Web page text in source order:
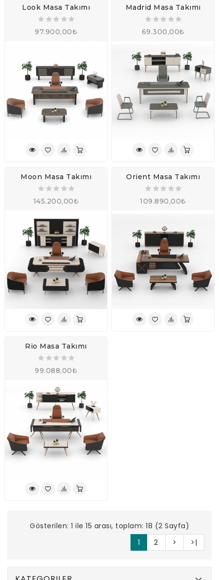
Look Masa Takımı
97.900,00₺
Madrid Masa Takımı
69.300,00₺
Moon Masa Takımı
145.200,00₺
Orient Masa Takımı
109.890,00₺
Rio Masa Takımı
99.088,00₺
Gösterilen: 1 ile 15 arası, toplam: 18 (2 Sayfa)
1
2 > >|